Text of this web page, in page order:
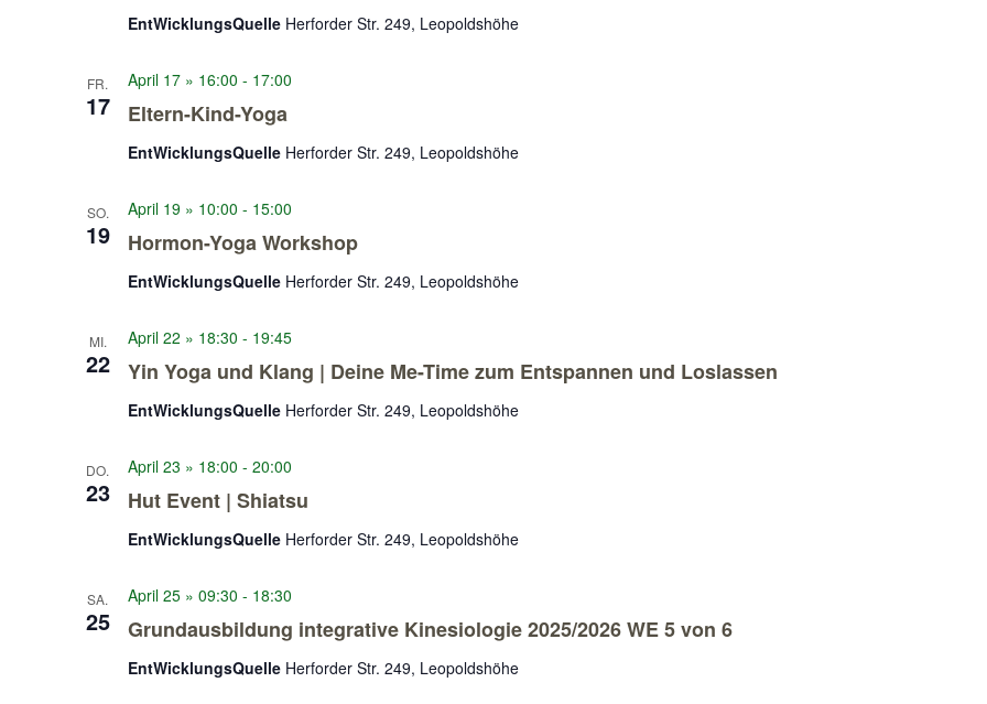
EntWicklungsQuelle Herforder Str. 249, Leopoldshöhe
FR.
17 Eltern-Kind-Yoga
April 17 » 16:00 - 17:00
EntWicklungsQuelle Herforder Str. 249, Leopoldshöhe
SO.
19 Hormon-Yoga Workshop
April 19 » 10:00 - 15:00
EntWicklungsQuelle Herforder Str. 249, Leopoldshöhe
MI.
22 Yin Yoga und Klang | Deine Me-Time zum Entspannen und Loslassen
April 22 » 18:30 - 19:45
EntWicklungsQuelle Herforder Str. 249, Leopoldshöhe
DO.
23 Hut Event | Shiatsu
April 23 » 18:00 - 20:00
EntWicklungsQuelle Herforder Str. 249, Leopoldshöhe
SA.
25 Grundausbildung integrative Kinesiologie 2025/2026 WE 5 von 6
April 25 » 09:30 - 18:30
EntWicklungsQuelle Herforder Str. 249, Leopoldshöhe